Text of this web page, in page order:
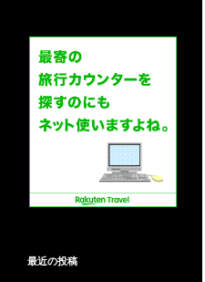
最近の投稿